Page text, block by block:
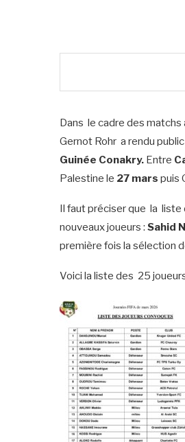
Dans le cadre des
Gernot Rohr a rendu
Guinée Conakry. Entre
Palestine le 27 mars puis
Il faut préciser que la liste
nouveaux joueurs : Sahid
première fois la sélection
Voici la liste des 25